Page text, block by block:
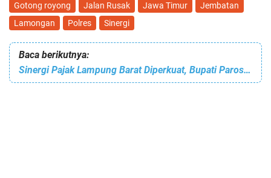
Gotong royong Jalan Rusak Jawa Timur
Jembatan
Lamongan
Polres Sinergi
Baca berikutnya:
Sinergi Pajak Lampung Barat Diperkuat, Bupati Parosil Soroti Kendala Balik Nama Kendaraan